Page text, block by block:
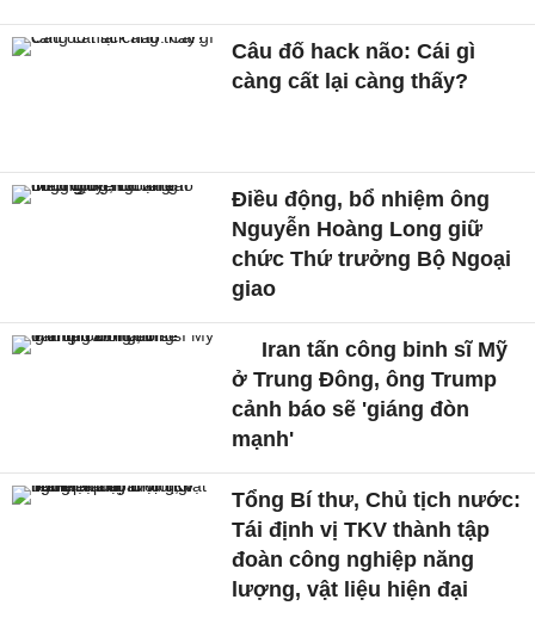
Câu đố hack não: Cái gì
càng cất lại càng thấy?
Điều động, bổ nhiệm ông
Nguyễn Hoàng Long giữ
chức Thứ trưởng Bộ Ngoại
giao
Iran tấn công binh sĩ Mỹ
ở Trung Đông, ông Trump
cảnh báo sẽ 'giáng đòn
mạnh'
Tổng Bí thư, Chủ tịch nước:
Tái định vị TKV thành tập
đoàn công nghiệp năng
lượng, vật liệu hiện đại